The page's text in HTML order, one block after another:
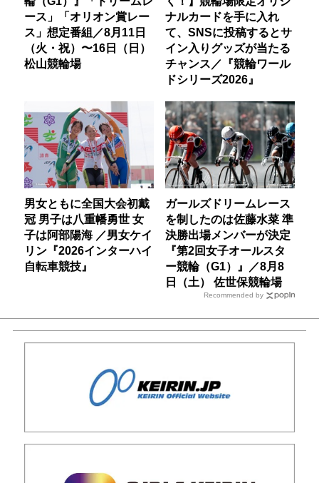
ース」「オリオン賞レー
ス」想定番組／8月11日
（火・祝）〜16日（日）
松山競輪場
ナルカードを手に入れ
て、SNSに投稿するとサ
イン入りグッズが当たる
チャンス／『競輪ワール
ドシリーズ2026』
男女ともに全国大会初戴
冠 男子は八重幡勇世 女
子は阿部陽海 ／男女ケイ
リン『2026インターハイ
自転車競技』
ガールズドリームレース
を制したのは佐藤水菜 準
決勝出場メンバーが決定
『第2回女子オールスタ
ー競輪（G1）』／8月8
日（土） 佐世保競輪場
Recommended by